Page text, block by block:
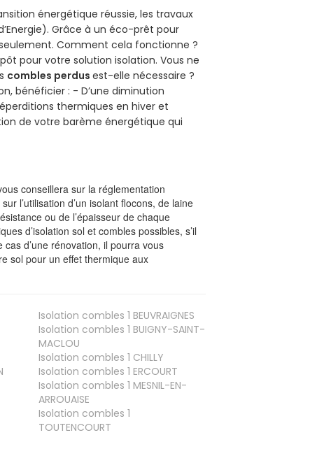
énergétique réussie, les travaux
Grâce à un éco-prêt pour
Comment cela fonctionne ?
pour votre solution isolation. Vous ne
combles perdusest-elle nécessaire ?
bénéficier : - D’une diminution
thermiques en hiver et
de votre barème énergétique qui
conseillera sur la réglementation
sur l’utilisation d’un isolant flocons, de laine
ou de l’épaisseur de chaque
d’isolation sol et combles possibles, s’il
d’une rénovation, il pourra vous
sol pour un effet thermique aux
Isolation combles 1 BEUVRAIGNES
Isolation combles 1 BUIGNY-SAINT-
MACLOU
Isolation combles 1 CHILLY
Isolation combles 1 ERCOURT
Isolation combles 1 MESNIL-EN-
ARROUAISE
Isolation combles 1
TOUTENCOURT